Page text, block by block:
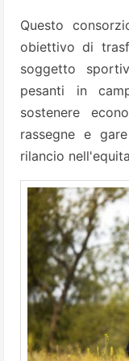
Questo
obiettivo di
soggetto
pesanti in
sostenere
rassegne e
rilancio